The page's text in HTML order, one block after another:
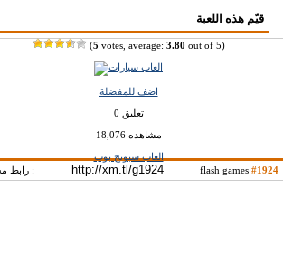
قيّم هذه اللعبة
(5 votes, average: 3.80 out of 5)
اضف للمفضلة
0 تعليق
18,076 مشاهده
العاب سبونج بوب
رابط مختصر :
flash games #1924